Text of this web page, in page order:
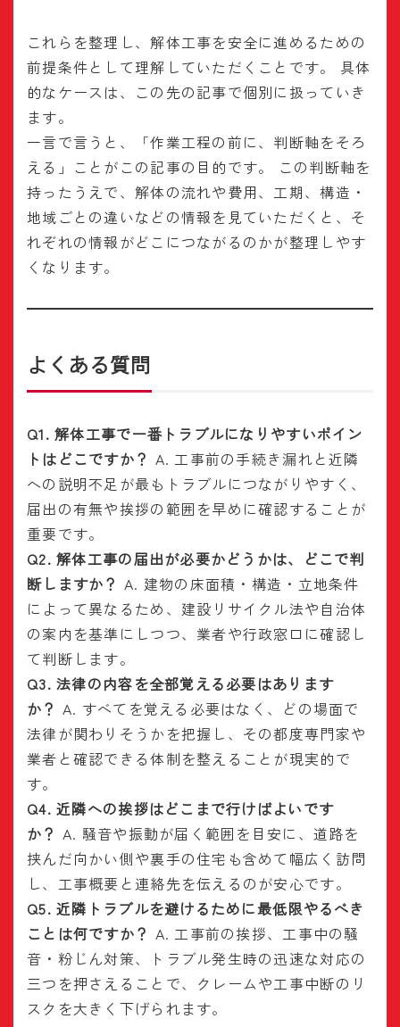
これらを整理し、解体工事を安全に進めるための
前提条件として理解していただくことです。 具体
的なケースは、この先の記事で個別に扱っていき
ます。
一言で言うと、「作業工程の前に、判断軸をそろ
える」ことがこの記事の目的です。 この判断軸を
持ったうえで、解体の流れや費用、工期、構造・
地域ごとの違いなどの情報を見ていただくと、そ
れぞれの情報がどこにつながるのかが整理しやす
くなります。
よくある質問
Q1. 解体工事で一番トラブルになりやすいポイン
トはどこですか？ A. 工事前の手続き漏れと近隣
への説明不足が最もトラブルにつながりやすく、
届出の有無や挨拶の範囲を早めに確認することが
重要です。
Q2. 解体工事の届出が必要かどうかは、どこで判
断しますか？ A. 建物の床面積・構造・立地条件
によって異なるため、建設リサイクル法や自治体
の案内を基準にしつつ、業者や行政窓口に確認し
て判断します。
Q3. 法律の内容を全部覚える必要はあります
か？ A. すべてを覚える必要はなく、どの場面で
法律が関わりそうかを把握し、その都度専門家や
業者と確認できる体制を整えることが現実的で
す。
Q4. 近隣への挨拶はどこまで行けばよいです
か？ A. 騒音や振動が届く範囲を目安に、道路を
挟んだ向かい側や裏手の住宅も含めて幅広く訪問
し、工事概要と連絡先を伝えるのが安心です。
Q5. 近隣トラブルを避けるために最低限やるべき
ことは何ですか？ A. 工事前の挨拶、工事中の騒
音・粉じん対策、トラブル発生時の迅速な対応の
三つを押さえることで、クレームや工事中断のリ
スクを大きく下げられます。